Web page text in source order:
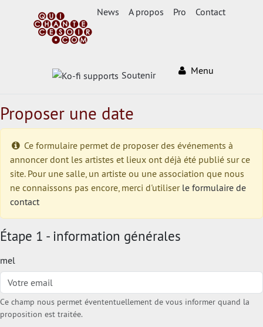
News A propos Pro Contact
Soutenir Menu
Proposer une date
Ce formulaire permet de proposer des événements à
annoncer dont les artistes et lieux ont déjà été publié sur ce
site. Pour une salle, un artiste ou une association que nous
ne connaissons pas encore, merci d'utiliser le formulaire de
contact
Étape 1 - information générales
mel
Ce champ nous permet évententuellement de vous informer quand la
proposition est traitée.